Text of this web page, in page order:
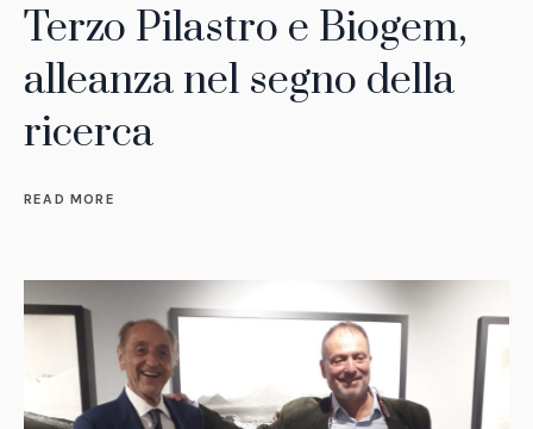
Terzo Pilastro e Biogem,
alleanza nel segno della
ricerca
READ MORE